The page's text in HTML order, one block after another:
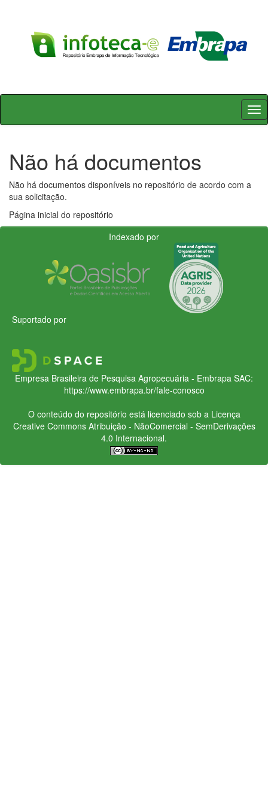
Skip
Não há documentos
Não há documentos disponíveis no repositório de acordo com a
sua solicitação.
Página inicial do repositório
Indexado por
Suportado por
Empresa Brasileira de Pesquisa Agropecuária - Embrapa SAC:
https://www.embrapa.br/fale-conosco
O conteúdo do repositório está licenciado sob a Licença
Creative CommonsAtribuição - NãoComercial - SemDerivações
4.0 Internacional.